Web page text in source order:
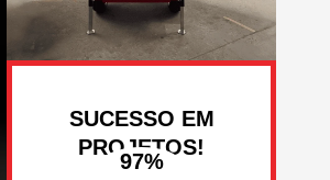
SUCESSO EM
PROJETOS!